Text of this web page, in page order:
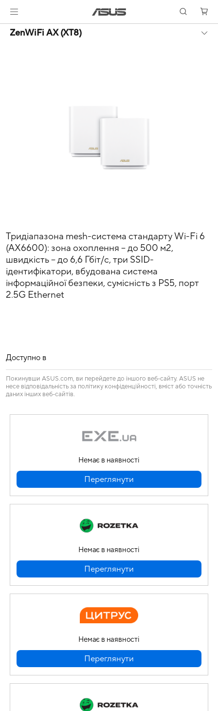
ZenWiFi AX (XT8)
Тридіапазона mesh-система стандарту Wi-Fi 6
(AX6600): зона охоплення – до 500 м2,
швидкість – до 6,6 Гбіт/с, три SSID-
ідентифікатори, вбудована система
інформаційної безпеки, сумісність з PS5, порт
2.5G Ethernet
Доступно в
Покинувши ASUS.com, ви перейдете до іншого веб-сайту. ASUS не
несе відповідальність за політику конфіденційності, вміст або точність
даних інших веб-сайтів.
Немає в наявності
Переглянути
Немає в наявності
Переглянути
Немає в наявності
Переглянути